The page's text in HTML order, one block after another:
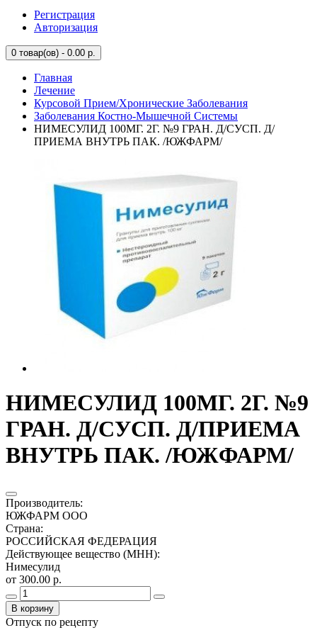
Регистрация
Авторизация
0 товар(ов) - 0.00 р.
Главная
Лечение
Курсовой Прием/Хронические Заболевания
Заболевания Костно-Мышечной Системы
НИМЕСУЛИД 100МГ. 2Г. №9 ГРАН. Д/СУСП. Д/
ПРИЕМА ВНУТРЬ ПАК. /ЮЖФАРМ/
НИМЕСУЛИД 100МГ. 2Г. №9
ГРАН. Д/СУСП. Д/ПРИЕМА
ВНУТРЬ ПАК. /ЮЖФАРМ/
Производитель:
ЮЖФАРМ ООО
Страна:
РОССИЙСКАЯ ФЕДЕРАЦИЯ
Действующее вещество (МНН):
Нимесулид
от 300.00 р.
В корзину
Отпуск по рецепту